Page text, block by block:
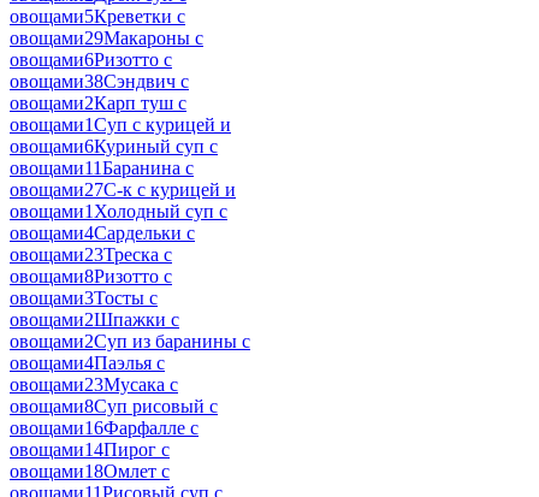
овощами5Креветки с
овощами29Макароны с
овощами6Ризотто с
овощами38Сэндвич с
овощами2Карп туш с
овощами1Суп с курицей и
овощами6Куриный суп с
овощами11Баранина с
овощами27С-к с курицей и
овощами1Холодный суп с
овощами4Сардельки с
овощами23Треска с
овощами8Ризотто с
овощами3Тосты с
овощами2Шпажки с
овощами2Суп из баранины с
овощами4Паэлья с
овощами23Мусака с
овощами8Суп рисовый с
овощами16Фарфалле с
овощами14Пирог с
овощами18Омлет с